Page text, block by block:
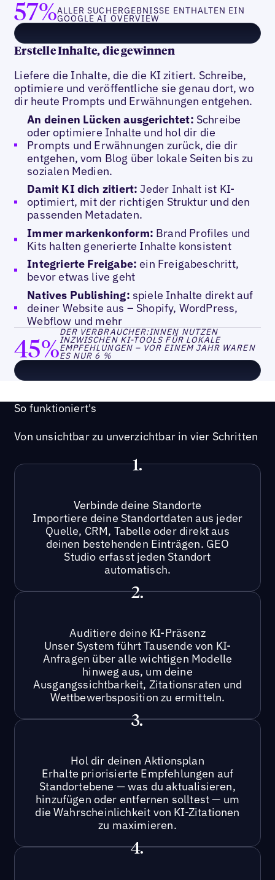
57%ALLER SUCHERGEBNISSE ENTHALTEN EIN
GOOGLE AI OVERVIEW
Erstelle Inhalte, die gewinnen
Liefere die Inhalte, die die KI zitiert. Schreibe,
optimiere und veröffentliche sie genau dort, wo
dir heute Prompts und Erwähnungen entgehen.
An deinen Lücken ausgerichtet: Schreibe
oder optimiere Inhalte und hol dir die
Prompts und Erwähnungen zurück, die dir
entgehen, vom Blog über lokale Seiten bis zu
sozialen Medien.
Damit KI dich zitiert: Jeder Inhalt ist KI-
optimiert, mit der richtigen Struktur und den
passenden Metadaten.
Immer markenkonform: Brand Profiles und
Kits halten generierte Inhalte konsistent
Integrierte Freigabe:ein Freigabeschritt,
bevor etwas live geht
Natives Publishing: spiele Inhalte direkt auf
deiner Website aus – Shopify, WordPress,
Webflow und mehr
45%DER VERBRAUCHER:INNEN NUTZEN
INZWISCHEN KI-TOOLS FÜR LOKALE
EMPFEHLUNGEN – VOR EINEM JAHR WAREN
ES NUR 6 %
So funktioniert's
Von unsichtbar zu unverzichtbar in vier Schritten
1.
Verbinde deine Standorte
Importiere deine Standortdaten aus jeder
Quelle, CRM, Tabelle oder direkt aus
deinen bestehenden Einträgen. GEO
Studio erfasst jeden Standort
automatisch.
2.
Auditiere deine KI-Präsenz
Unser System führt Tausende von KI-
Anfragen über alle wichtigen Modelle
hinweg aus, um deine
Ausgangssichtbarkeit, Zitationsraten und
Wettbewerbsposition zu ermitteln.
3.
Hol dir deinen Aktionsplan
Erhalte priorisierte Empfehlungen auf
Standortebene — was du aktualisieren,
hinzufügen oder entfernen solltest — um
die Wahrscheinlichkeit von KI-Zitationen
zu maximieren.
4.